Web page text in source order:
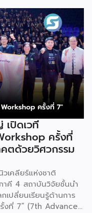
ต่างประเทศกว่า 200 คน
หว่างประเทศชั้นนำ
โซ่คุณค่าของ
เปิดบทใหม่ของการ
งปี 2573 ซึ่งเป็นปีเป้า
การสหประชาชาติ ใน
อวันที่ 1 สิงหาคม
หารนานาชาติ (IUFoST)
ระลึกเพื่อยกย่องเมืองฮู
รือ เมืองหลวงแห่ง
Gang ประธาน
เข้าร่วมพิธีในฐานะ
รมนมระดับโลก ทั้งนี้
ป็นเมืองหลวงแห่ง
นสู่การเป็นเมืองหลวง
บทบาทสำคัญในการขับ
ล่าว โดยเฉพาะในด้าน
ปิดเวที
ครั้งที่
ตด้วยวิศวกรรม
เคลียร์แห่งชาติ
คี 4 สถาบันวิจัยชั้นนำ
เปลี่ยนเรียนรู้ด้านการ
งที่ 7” (7th Advanced